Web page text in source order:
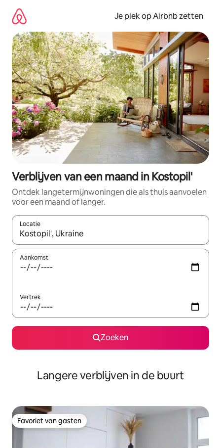
direct
naar
inhoud
Je plek op Airbnb zetten
Verblijven van een maand in Kostopil'
Ontdek langetermijnwoningen die als thuis aanvoelen
voor een maand of langer.
Locatie
Wanneer er resultaten beschikbaar zijn, maak je een keuze
Aankomst
Vertrek
Zoeken
Langere verblijven in de buurt
Favoriet van gasten
Favoriet van gasten